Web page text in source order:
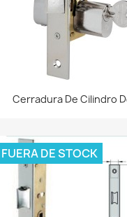
Cerradura De Cilindro
FUERA DE STOCK